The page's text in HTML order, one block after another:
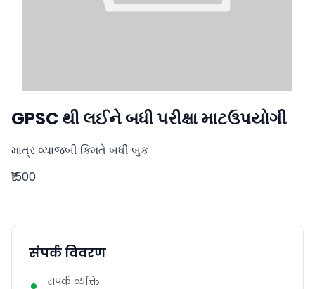
GPSC થી લઈને બધી પરીક્ષા માટઉપયોગી
માત્ર વ્યાજબી કિંમતે બધી બુક
₹1500
संपर्क विवरण
संपर्क व्यक्ति